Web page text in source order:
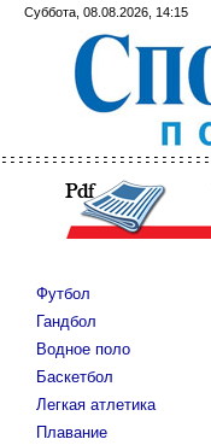
Суббота, 08.08.2026, 14:15
Футбол
Гандбол
Водное поло
Баскетбол
Легкая атлетика
Плавание